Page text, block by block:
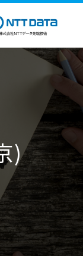
AWS
わせ
AWS
わせ
AWS
わせ
AWS
わせ
AWS
わせ
AWS
わせ
AWS
わせ
)